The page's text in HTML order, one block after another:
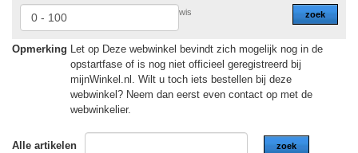
▼
zoek
wis
Opmerking Let op Deze webwinkel bevindt zich mogelijk nog in de
opstartfase of is nog niet officieel geregistreerd bij
mijnWinkel.nl. Wilt u toch iets bestellen bij deze
webwinkel? Neem dan eerst even contact op met de
webwinkelier.
Alle artikelen zoek